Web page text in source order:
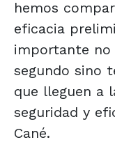
hemos
eficacia
importante no
segundo sino
que lleguen a
seguridad y
Cané.